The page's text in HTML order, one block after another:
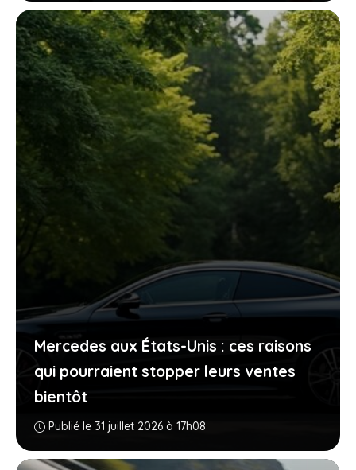
Mercedes aux États-Unis : ces raisons
qui pourraient stopper leurs ventes
bientôt
Publié le 31 juillet 2026 à 17h08